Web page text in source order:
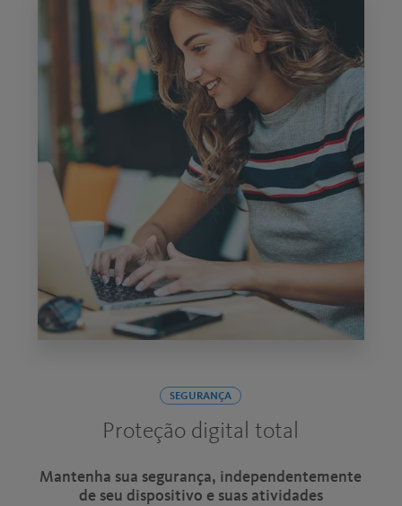
SEGURANÇA
Proteção digital total
Mantenha sua segurança, independentemente
de seu dispositivo e suas atividades